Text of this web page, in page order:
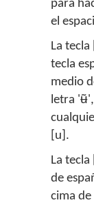
para
el
La
tecla
medio
letra
[u].
La
de
cima